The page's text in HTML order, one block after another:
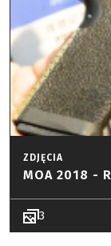
ZDJĘCIA
MOA 2018 -
3